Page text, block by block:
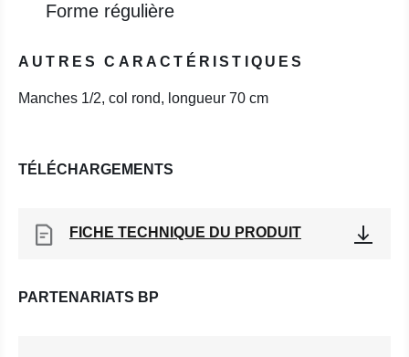
Forme régulière
AUTRES CARACTÉRISTIQUES
Manches 1/2, col rond, longueur 70 cm
TÉLÉCHARGEMENTS
FICHE TECHNIQUE DU PRODUIT
PARTENARIATS BP